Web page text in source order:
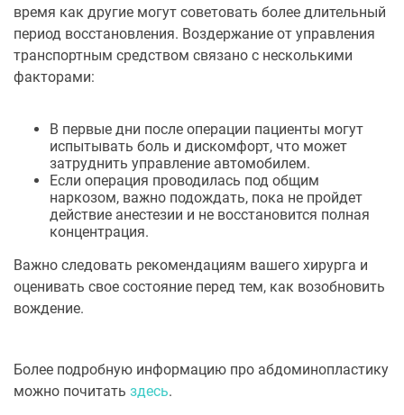
время как другие могут советовать более длительный
период восстановления. Воздержание от управления
транспортным средством связано с несколькими
факторами:
В первые дни после операции пациенты могут
испытывать боль и дискомфорт, что может
затруднить управление автомобилем.
Если операция проводилась под общим
наркозом, важно подождать, пока не пройдет
действие анестезии и не восстановится полная
концентрация.
Важно следовать рекомендациям вашего хирурга и
оценивать свое состояние перед тем, как возобновить
вождение.
Более подробную информацию про абдоминопластику
можно почитать здесь.